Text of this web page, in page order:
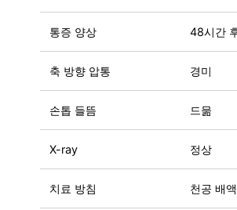
통증 양상 48시간
축 방향 압통 경미
손톱 들뜸 드묾
X-ray 정상
치료 방침 천공 배액